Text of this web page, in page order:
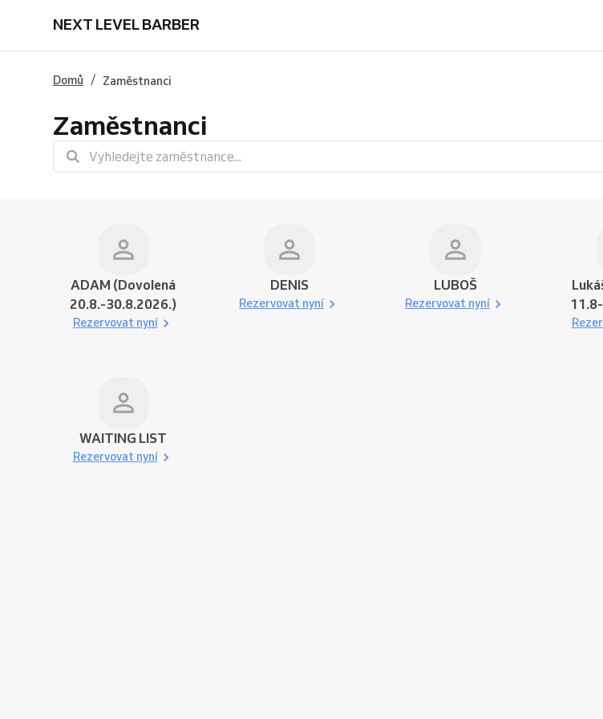
NEXT LEVEL BARBER
Domů / Zaměstnanci
Zaměstnanci
ADAM (Dovolená
20.8.-30.8.2026.)
Rezervovat nyní
DENIS
Rezervovat nyní
LUBOŠ
Rezervovat nyní
WAITING LIST
Rezervovat nyní